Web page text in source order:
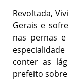
Revoltada,
Gerais e
nas pernas
conter as
prefeito